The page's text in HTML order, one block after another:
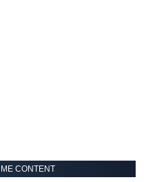
CONTENT